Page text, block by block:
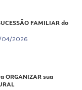
FAMILIAR do
04/2026
ORGANIZAR sua